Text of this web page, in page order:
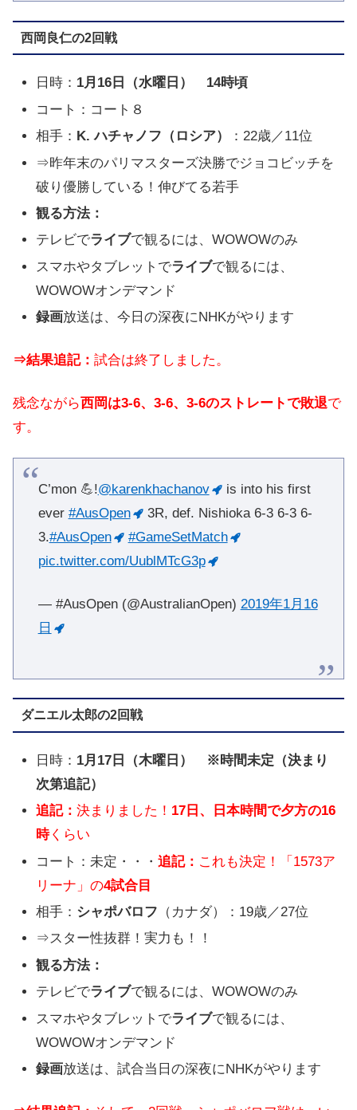
西岡良仁の2回戦
日時： 1月16日（水曜日） 14時頃
コート：コート８
相手： K. ハチャノフ（ロシア）
：22歳／11位
⇒昨年末のパリマスターズ決勝でジョコビッチを
破り優勝している！伸びてる若手
観る方法：
テレビでライブで観るには、WOWOWのみ
スマホやタブレットでライブで観るには、
WOWOWオンデマンド
録画放送は、今日の深夜にNHKがやります
⇒結果追記： 試合は終了しました。
残念ながら西岡は3-6、3-6、3-6のストレートで敗退で
す。
C’mon 💪!@karenkhachanov
is into his first
ever #AusOpen
3R, def. Nishioka 6-3 6-3 6-
3.#AusOpen
#GameSetMatch
pic.twitter.com/UublMTcG3p
— #AusOpen (@AustralianOpen) 2019年1月16
日
ダニエル太郎の2回戦
日時： 1月17日（木曜日） ※時間未定（決まり
次第追記）
追記：決まりました！ 17日、日本時間で夕方の16
時くらい
コート：未定・・・追記： これも決定！「1573ア
リーナ」の4試合目
相手： シャポバロフ （カナダ）：19歳／27位
⇒スター性抜群！実力も！！
観る方法：
テレビでライブで観るには、WOWOWのみ
スマホやタブレットでライブで観るには、
WOWOWオンデマンド
録画放送は、試合当日の深夜にNHKがやります